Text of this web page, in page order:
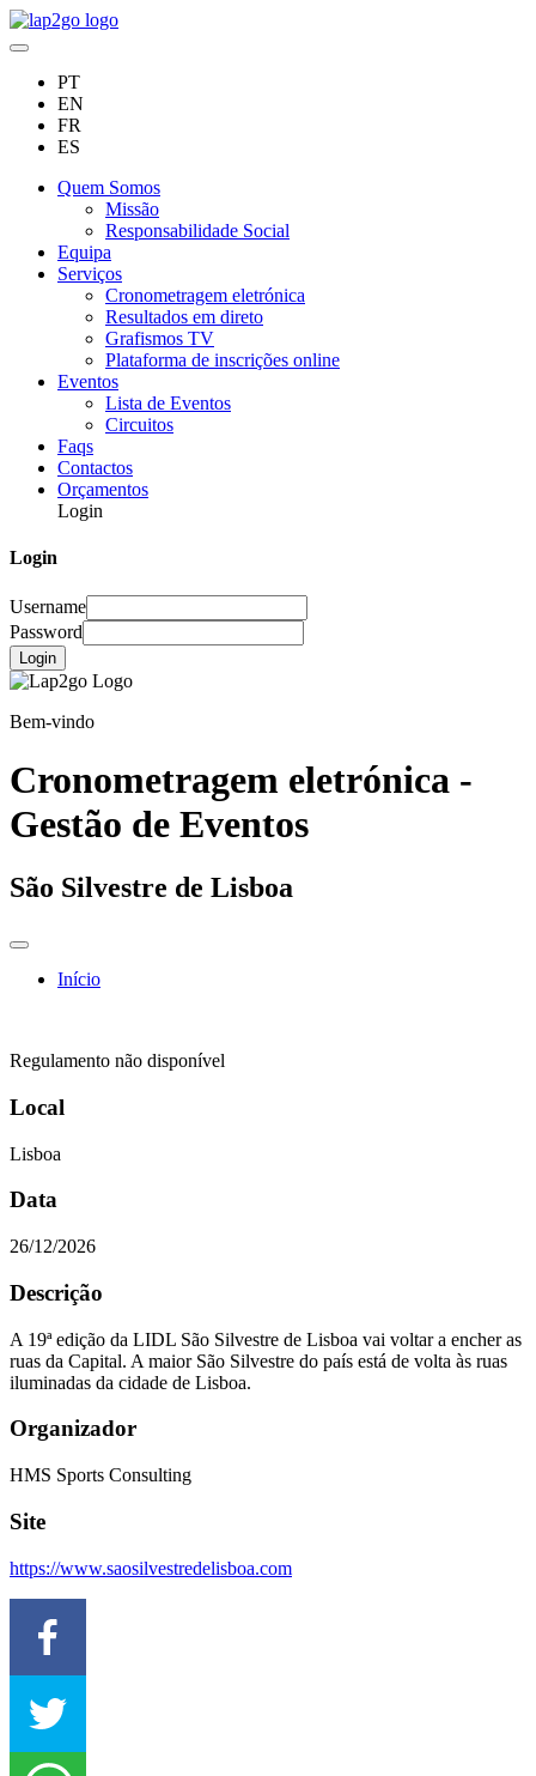
PT
EN
FR
ES
Quem Somos
Missão
Responsabilidade Social
Equipa
Serviços
Cronometragem eletrónica
Resultados em direto
Grafismos TV
Plataforma de inscrições online
Eventos
Lista de Eventos
Circuitos
Faqs
Contactos
Orçamentos
Login
Login
Username
Password
Login
Bem-vindo
Cronometragem eletrónica -
Gestão de Eventos
São Silvestre de Lisboa
Início
Regulamento não disponível
Local
Lisboa
Data
26/12/2026
Descrição
A 19ª edição da LIDL São Silvestre de Lisboa vai voltar a encher as
ruas da Capital. A maior São Silvestre do país está de volta às ruas
iluminadas da cidade de Lisboa.
Organizador
HMS Sports Consulting
Site
https://www.saosilvestredelisboa.com